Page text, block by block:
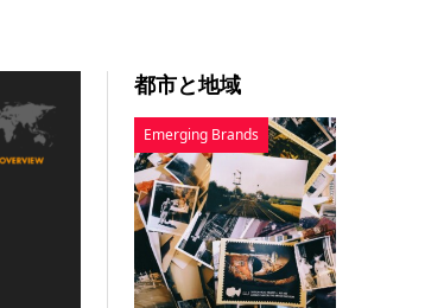
都市と地域
Emerging Brands